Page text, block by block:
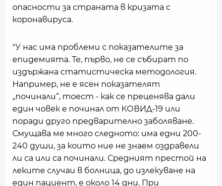
опасности за страната в кризата с
коронавируса.
"У нас има проблеми с показателите за
епидемията. Те, първо, не се събират по
издържана статистическа методология.
Например, не е ясен показателят
„починали“, тоест - как се преценява дали
един човек е починал от КОВИД-19 или
поради друго предварително заболяване.
Смущава ме много следното: има едни 200-
240 души, за които ние не знаем оздравели
ли са или са починали. Средният престой на
леките случаи в болница, до излекуване на
един пациент, е около 14 дни. При